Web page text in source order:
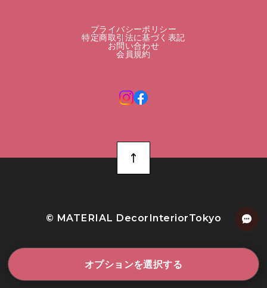
オプションを選択する
プライバシーポリシー
特定商取引法に基づく表記
お問い合わせ
会員規約
©︎ MATERIAL DecorInteriorTokyo